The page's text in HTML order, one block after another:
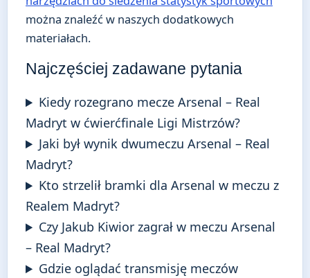
można znaleźć w naszych dodatkowych
materiałach.
Najczęściej zadawane pytania
Kiedy rozegrano mecze Arsenal – Real
Madryt w ćwierćfinale Ligi Mistrzów?
Jaki był wynik dwumeczu Arsenal – Real
Madryt?
Kto strzelił bramki dla Arsenal w meczu z
Realem Madryt?
Czy Jakub Kiwior zagrał w meczu Arsenal
– Real Madryt?
Gdzie oglądać transmisję meczów